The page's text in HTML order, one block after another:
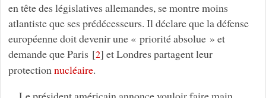
en tête des législatives allemandes, se montre moins
atlantiste que ses prédécesseurs. Il déclare que la défense
européenne doit devenir une « priorité absolue » et
demande que Paris [2] et Londres partagent leur
protectionnucléaire.